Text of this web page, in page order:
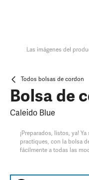
Las imágenes del
Todos bolsas de cordon
Bolsa de
Caleido Blue
¡Preparados, listos, ya!
practiques, con la bolsa
fácilmente a todas las